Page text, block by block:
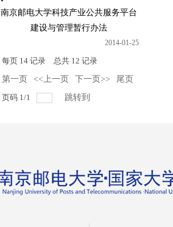
南京邮电大学科技产业公共服务平台
建设与管理暂行办法
2014-01-25
每页 14记录 总共 12 记录
第一页
<<上一页 下一页>>
尾页
页码 1/1 跳转到